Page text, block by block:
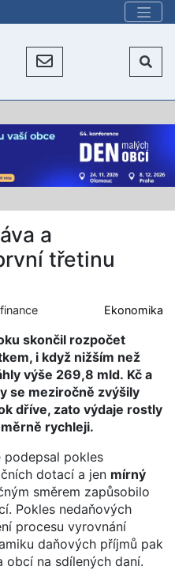
a
třetinu
Ekonomika
skončil rozpočet
i když nižším než
výše 269,8 mld. Kč a
se meziročně zvýšily
dříve, zato výdaje rostly
rychleji.
podepsal pokles
dotací a jen mírný
směrem zapůsobilo
Pokles nedaňových
procesu vyrovnání
daňových příjmů pak
obcí na sdílených daní.